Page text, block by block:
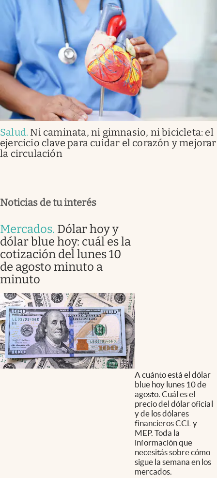
Salud. Ni caminata, ni gimnasio, ni bicicleta: el
ejercicio clave para cuidar el corazón y mejorar
la circulación
Noticias de tu interés
Mercados. Dólar hoy y
dólar blue hoy: cuál es la
cotización del lunes 10
de agosto minuto a
minuto
A cuánto está el dólar
blue hoy lunes 10 de
agosto. Cuál es el
precio del dólar oficial
y de los dólares
financieros CCL y
MEP. Toda la
información que
necesitás sobre cómo
sigue la semana en los
mercados.